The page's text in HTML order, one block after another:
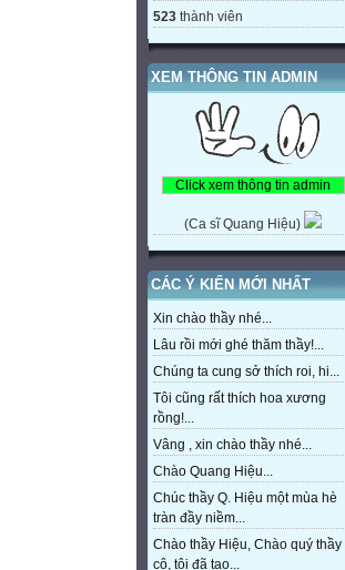
523 thành viên
XEM THÔNG TIN ADMIN
(Ca sĩ Quang Hiệu)
CÁC Ý KIẾN MỚI NHẤT
Xin chào thầy nhé...
Lâu rồi mới ghé thăm thầy!...
Chúng ta cung sở thích roi, hi...
Tôi cũng rất thích hoa xương
rồng!...
Vâng , xin chào thầy nhé...
Chào Quang Hiệu...
Chúc thầy Q. Hiệu một mùa hè
tràn đầy niềm...
Chào thầy Hiệu, Chào quý thầy
cô, tôi đã tạo...